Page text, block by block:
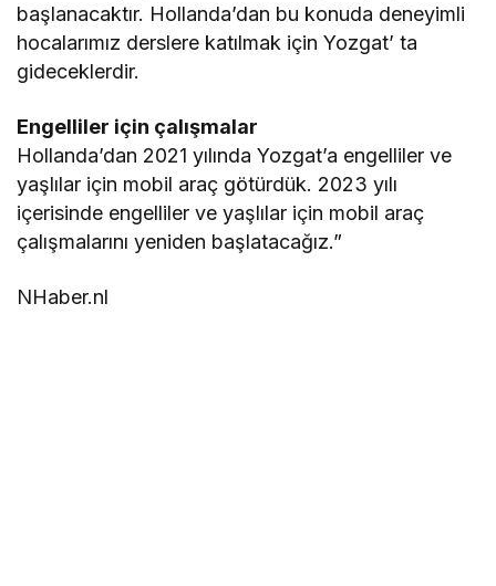
başlanacaktır. Hollanda’dan bu konuda deneyimli
hocalarımız derslere katılmak için Yozgat’ ta
gideceklerdir.
Engelliler için çalışmalar
Hollanda’dan 2021 yılında Yozgat’a engelliler ve
yaşlılar için mobil araç götürdük. 2023 yılı
içerisinde engelliler ve yaşlılar için mobil araç
çalışmalarını yeniden başlatacağız.”
NHaber.nl